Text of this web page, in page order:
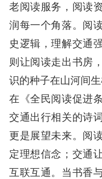
老阅读服务，阅读
润每一个角落。阅
史逻辑，理解交通
则让阅读走出书房
识的种子在山河间生
在《全民阅读促进
交通出行相关的诗
更是展望未来。阅
定理想信念；交通
互联互通。当书香